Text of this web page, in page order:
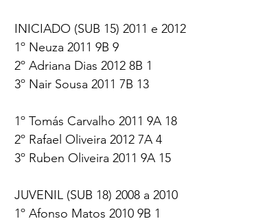
INICIADO (SUB 15) 2011 e 2012
1º Neuza 2011 9B 9
2º Adriana Dias 2012 8B 1
3º Nair Sousa 2011 7B 13
1º Tomás Carvalho 2011 9A 18
2º Rafael Oliveira 2012 7A 4
3º Ruben Oliveira 2011 9A 15
JUVENIL (SUB 18) 2008 a 2010
1º Afonso Matos 2010 9B 1